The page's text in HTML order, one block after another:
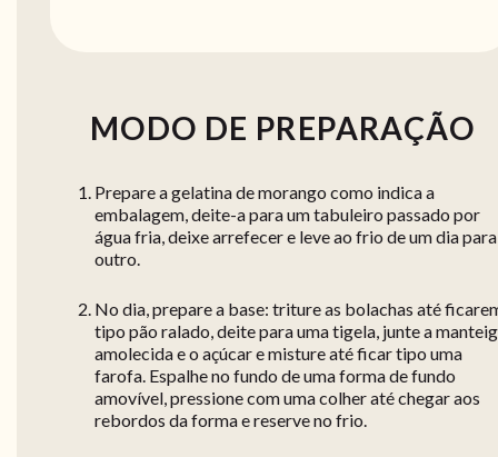
MODO DE PREPARAÇÃO
Prepare a gelatina de morango como indica a
embalagem, deite-a para um tabuleiro passado por
água fria, deixe arrefecer e leve ao frio de um dia
outro.
No dia, prepare a base: triture as bolachas até
tipo pão ralado, deite para uma tigela, junte a
amolecida e o açúcar e misture até ficar tipo uma
farofa. Espalhe no fundo de uma forma de fundo
amovível, pressione com uma colher até chegar aos
rebordos da forma e reserve no frio.